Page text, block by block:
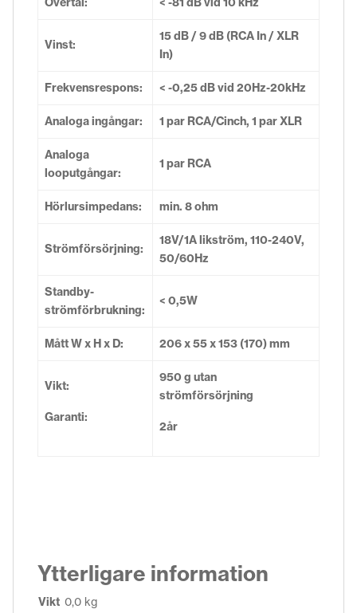
Vinst:
15 dB / 9 dB (RCA In / XLR
In)
Frekvensrespons: < -0,25 dB vid 20Hz-20kHz
Analoga ingångar: 1 par RCA/Cinch, 1 par XLR
Analoga
looputgångar:
1 par RCA
Hörlursimpedans: min. 8 ohm
Strömförsörjning:
18V/1A likström, 110-240V,
50/60Hz
Standby-
strömförbrukning:
< 0,5W
Mått W x H x D: 206 x 55 x 153 (170) mm
Vikt:
Garanti:
950 g utan
strömförsörjning
2år
Ytterligare information
Vikt 0,0 kg